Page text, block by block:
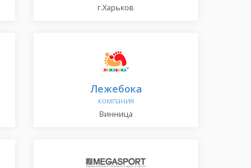
г.Харьков
Лежебока
компания
Винница